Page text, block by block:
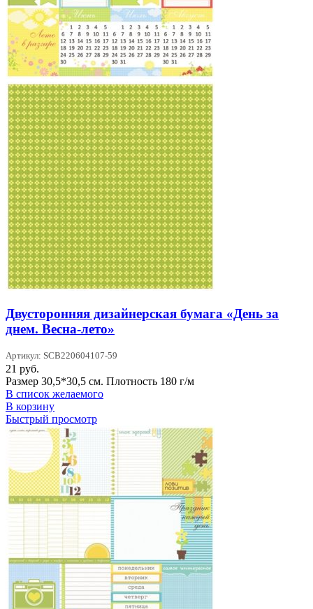
Двусторонняя дизайнерская бумага «День за
днем. Весна-лето»
Артикул: SCB220604107-59
21 руб.
Размер 30,5*30,5 см. Плотность 180 г/м
В список желаемого
В корзину
Быстрый просмотр